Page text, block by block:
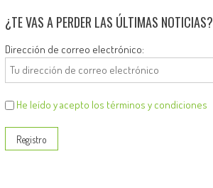
¿TE VAS A PERDER LAS ÚLTIMAS NOTICIAS?
Dirección de correo electrónico:
He leído y acepto los términos y condiciones